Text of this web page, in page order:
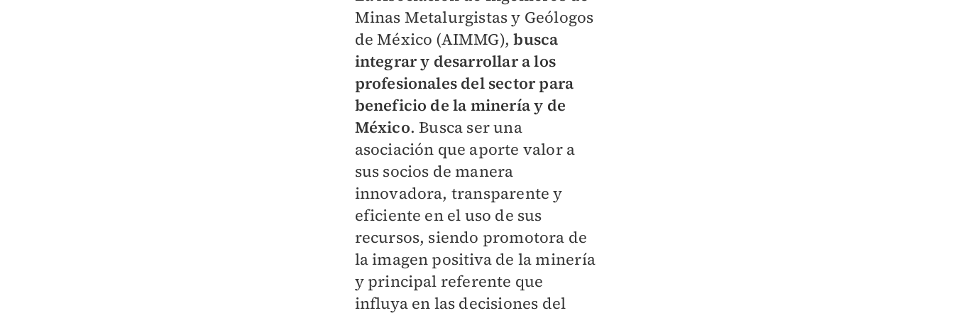
Minas Metalurgistas y Geólogos
de México (AIMMG),busca
integrar y desarrollar a los
profesionales del sector para
beneficio de la minería y de
México. Busca ser una
asociación que aporte valor a
sus socios de manera
innovadora, transparente y
eficiente en el uso de sus
recursos, siendo promotora de
la imagen positiva de la minería
y principal referente que
influya en las decisiones del